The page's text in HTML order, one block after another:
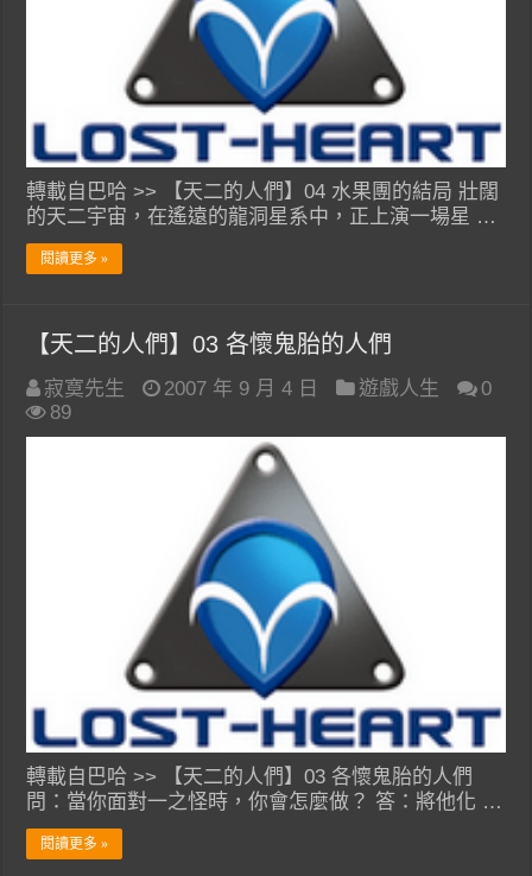
轉載自巴哈 >> 【天二的人們】04 水果團的結局 壯闊
的天二宇宙，在遙遠的龍洞星系中，正上演一場星 …
閱讀更多 »
【天二的人們】03 各懷鬼胎的人們
寂寞先生 2007 年 9 月 4 日 遊戲人生
0
89
轉載自巴哈 >> 【天二的人們】03 各懷鬼胎的人們
問：當你面對一之怪時，你會怎麼做？ 答：將他化 …
閱讀更多 »